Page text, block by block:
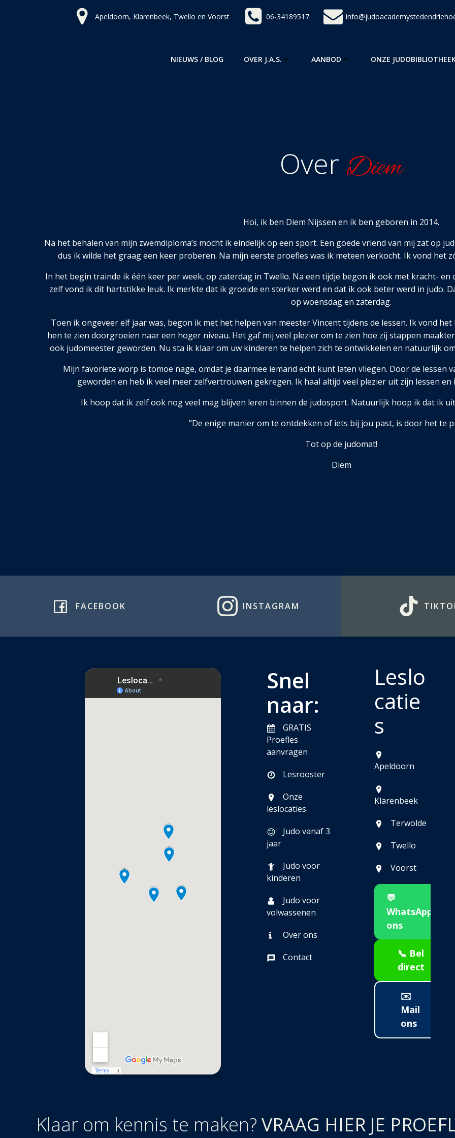
Apeldoorn, Klarenbeek, Twello en Voorst 06-34189517
NIEUWS / BLOG OVER J.A.S. AANBOD ONZE
Over Diem
Hoi, ik ben Diem Nijssen en ik ben geboren in 2014.
Na het behalen van mijn zwemdiploma’s mocht ik eindelijk op een sport. Een goede vriend van mij zat op
dus ik wilde het graag een keer proberen. Na mijn eerste proefles was ik meteen verkocht. Ik vond het
In het begin trainde ik één keer per week, op zaterdag in Twello. Na een tijdje begon ik ook met kracht-
zelf vond ik dit hartstikke leuk. Ik merkte dat ik groeide en sterker werd en dat ik ook beter werd in judo.
op woensdag en zaterdag.
Toen ik ongeveer elf jaar was, begon ik met het helpen van meester Vincent tijdens de lessen. Ik vond
hen te zien doorgroeien naar een hoger niveau. Het gaf mij veel plezier om te zien hoe zij stappen
ook judomeester geworden. Nu sta ik klaar om uw kinderen te helpen zich te ontwikkelen en natuurlijk
Mijn favoriete worp is tomoe nage, omdat je daarmee iemand echt kunt laten vliegen. Door de lessen
geworden en heb ik veel meer zelfvertrouwen gekregen. Ik haal altijd veel plezier uit zijn lessen
Ik hoop dat ik zelf ook nog veel mag blijven leren binnen de judosport. Natuurlijk hoop ik dat ik
”De enige manier om te ontdekken of iets bij jou past, is door het te
Tot op de judomat!
Diem
FACEBOOK INSTAGRAM
Snel
naar:
GRATIS
Proefles
aanvragen
Lesrooster
Onze
leslocaties
Judo vanaf 3
jaar
Judo voor
kinderen
Judo voor
volwassenen
Over ons
Contact
Leslo
catie
s
Apeldoorn
Klarenbeek
Terwolde
Twello
Voorst
💬
WhatsApp
ons
📞 Bel
direct
✉️
Mail
ons
Klaar om kennis te maken? VRAAG HIER JE